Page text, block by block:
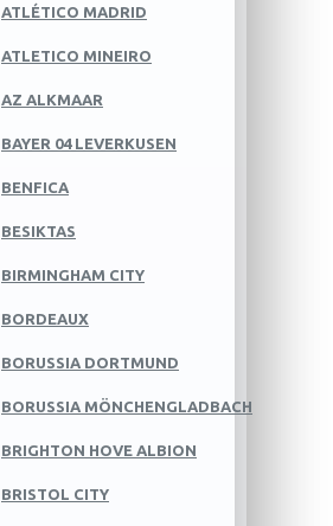
ATLÉTICO MADRID
ATLETICO MINEIRO
AZ ALKMAAR
BAYER 04 LEVERKUSEN
BENFICA
BESIKTAS
BIRMINGHAM CITY
BORDEAUX
BORUSSIA DORTMUND
BORUSSIA MÖNCHENGLADBACH
BRIGHTON HOVE ALBION
BRISTOL CITY